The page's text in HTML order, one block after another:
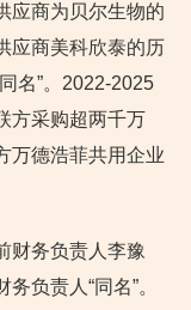
应商为贝尔生物的
应商美科欣泰的历
名”。2022-2025
方采购超两千万
万德浩菲共用企业
财务负责人李豫
负责人“同名”。